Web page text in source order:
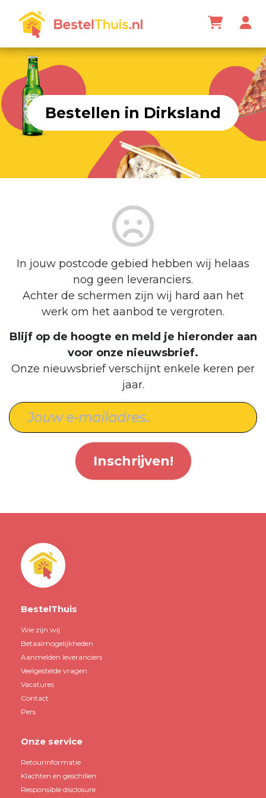
Bestellen in Dirksland
In jouw postcode gebied hebben wij helaas
nog geen leveranciers.
Achter de schermen zijn wij hard aan het
werk om het aanbod te vergroten.
Blijf op de hoogte en meld je hieronder aan
voor onze nieuwsbrief.
Onze nieuwsbrief verschijnt enkele keren per
jaar.
Inschrijven!
BestelThuis
Wie zijn wij
Betaalmogelijkheden
Aanmelden leveranciers
Veelgestelde vragen
Vacatures
Contact
Pers
Onze service
Retourinformatie
Klachten en geschillen
Responsible disclosure